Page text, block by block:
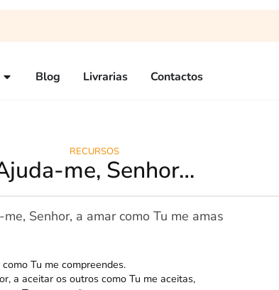
Blog Livrarias Contactos
RECURSOS
me, Senhor…
Senhor, a amar como Tu me amas
Tu me compreendes.
a aceitar os outros como Tu me aceitas,